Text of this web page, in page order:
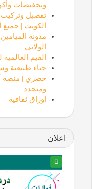
وتخفيضات
تفصيل وتركيب
الكويت | جميع
مدونة
الولائي
القيم
حناء طبيعية
حصري | منصة
ومتجدد
اوراق ثقافية
اعلان